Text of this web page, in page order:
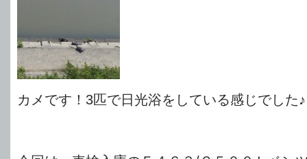
カメです！3匹で日光浴をしている感じでした♪